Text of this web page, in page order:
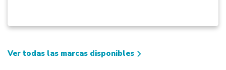
Ver todas las marcas disponibles